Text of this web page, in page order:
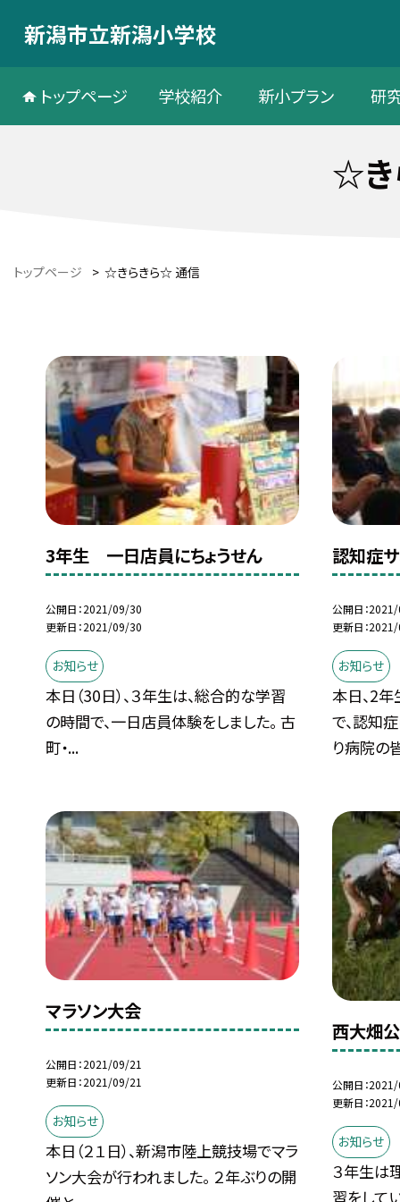
新潟市立新潟小学校
トップページ 学校紹介 新小プラン 研
☆き
トップページ > ☆きらきら☆ 通信
3年生 一日店員にちょうせん
公開日 2021/09/30
更新日 2021/09/30
お知らせ
本日（30日）、３年生は、総合的な学習
の時間で、一日店員体験をしました。 古
町・...
認知症サ
公開日
更新日
お知らせ
本日、2
で、認知
り病院の
マラソン大会
公開日 2021/09/21
更新日 2021/09/21
お知らせ
本日（２１日）、新潟市陸上競技場でマラ
ソン大会が行われました。 ２年ぶりの開
西大畑
公開日
更新日
お知らせ
３年生は
習をして